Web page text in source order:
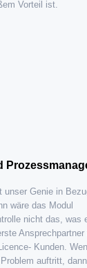
Vorteil ist.
unser Genie in
wäre das Modul
nicht das, was
Ansprechpartner
Kunden.
auftritt,